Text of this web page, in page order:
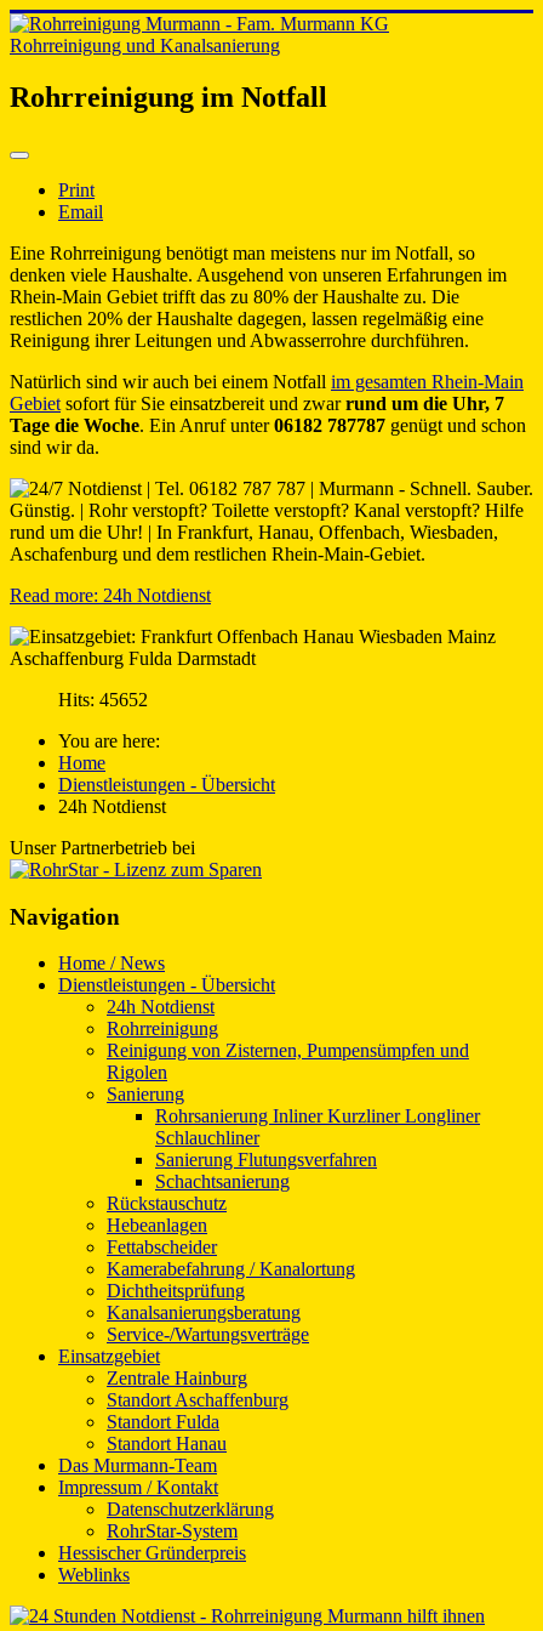
Rohrreinigung und Kanalsanierung
Rohrreinigung im Notfall
Print
Email
Eine Rohrreinigung benötigt man meistens nur im Notfall, so
denken viele Haushalte. Ausgehend von unseren Erfahrungen im
Rhein-Main Gebiet trifft das zu 80% der Haushalte zu. Die
restlichen 20% der Haushalte dagegen, lassen regelmäßig eine
Reinigung ihrer Leitungen und Abwasserrohre durchführen.
Natürlich sind wir auch bei einem Notfall im gesamten Rhein-Main
Gebiet sofort für Sie einsatzbereit und zwarrund um die Uhr, 7
Tage die Woche. Ein Anruf unter06182 787787 genügt und schon
sind wir da.
Read more: 24h Notdienst
Hits: 45652
You are here:
Home
Dienstleistungen - Übersicht
24h Notdienst
Unser Partnerbetrieb bei
Navigation
Home / News
Dienstleistungen - Übersicht
24h Notdienst
Rohrreinigung
Reinigung von Zisternen, Pumpensümpfen und
Rigolen
Sanierung
Rohrsanierung Inliner Kurzliner Longliner
Schlauchliner
Sanierung Flutungsverfahren
Schachtsanierung
Rückstauschutz
Hebeanlagen
Fettabscheider
Kamerabefahrung / Kanalortung
Dichtheitsprüfung
Kanalsanierungsberatung
Service-/Wartungsverträge
Einsatzgebiet
Zentrale Hainburg
Standort Aschaffenburg
Standort Fulda
Standort Hanau
Das Murmann-Team
Impressum / Kontakt
Datenschutzerklärung
RohrStar-System
Hessischer Gründerpreis
Weblinks